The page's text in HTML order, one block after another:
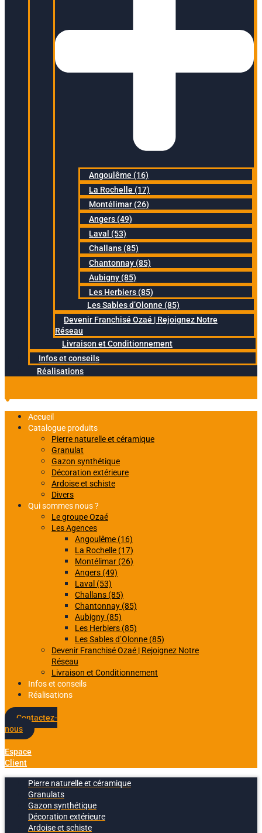
Angoulême (16)
La Rochelle (17)
Montélimar (26)
Angers (49)
Laval (53)
Challans (85)
Chantonnay (85)
Aubigny (85)
Les Herbiers (85)
Les Sables d’Olonne (85)
Devenir Franchisé Ozaé | Rejoignez Notre
Réseau
Livraison et Conditionnement
Infos et conseils
Réalisations
Accueil
Catalogue produits
Pierre naturelle et céramique
Granulat
Gazon synthétique
Décoration extérieure
Ardoise et schiste
Divers
Qui sommes nous ?
Le groupe Ozaé
Les Agences
Angoulême (16)
La Rochelle (17)
Montélimar (26)
Angers (49)
Laval (53)
Challans (85)
Chantonnay (85)
Aubigny (85)
Les Herbiers (85)
Les Sables d’Olonne (85)
Devenir Franchisé Ozaé | Rejoignez Notre
Réseau
Livraison et Conditionnement
Infos et conseils
Réalisations
Contactez-
nous
Espace
Client
Pierre naturelle et céramique
Granulats
Gazon synthétique
Décoration extérieure
Ardoise et schiste